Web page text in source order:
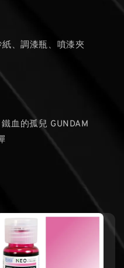
、調漆瓶、噴漆夾
血的孤兒 GUNDAM